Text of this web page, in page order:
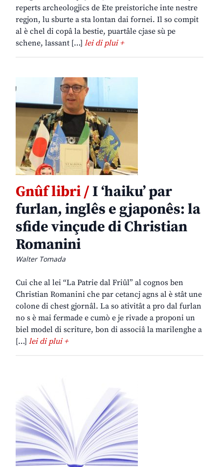
reperts archeologjics de Ete preistoriche inte nestre
regjon, lu sburte a sta lontan dai fornei. Il so compit
al è chel di copâ la bestie, puartâle cjase sù pe
schene, lassant […] lei di plui +
Gnûf libri /I ‘haiku’ par
furlan, inglês e gjaponês: la
sfide vinçude di Christian
Romanini
Walter Tomada
Cui che al lei “La Patrie dal Friûl” al cognos ben
Christian Romanini che par cetancj agns al è stât une
colone di chest gjornâl. La so ativitât a pro dal furlan
no s è mai fermade e cumò e je rivade a proponi un
biel model di scriture, bon di associâ la marilenghe a
[…] lei di plui +